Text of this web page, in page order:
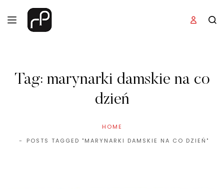
Tag: marynarki damskie na co
dzień
HOME
POSTS TAGGED "MARYNARKI DAMSKIE NA CO DZIEŃ"